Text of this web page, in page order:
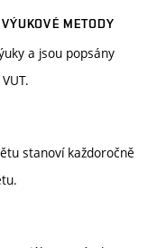
METODY
a jsou popsány
stanoví každoročně